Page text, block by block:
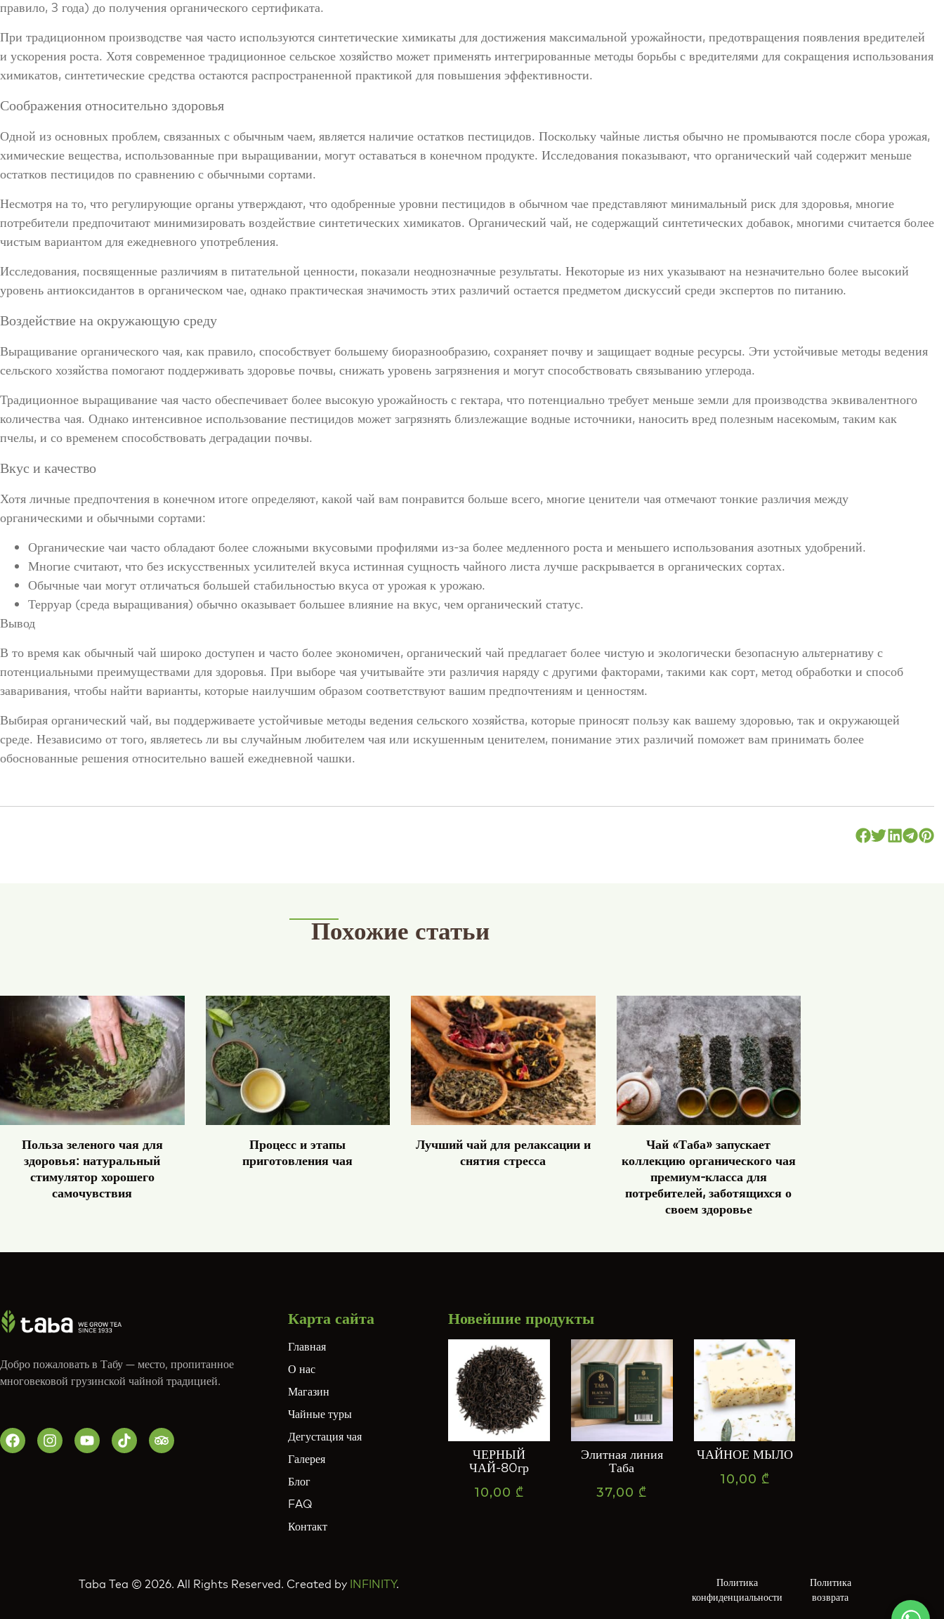
правило, 3 года) до получения органического сертификата.
При традиционном производстве чая часто используются синтетические химикаты для достижения максимальной урожайности, предотвращения появления вредителей
и ускорения роста. Хотя современное традиционное сельское хозяйство может применять интегрированные методы борьбы с вредителями для сокращения использования
химикатов, синтетические средства остаются распространенной практикой для повышения эффективности.
Соображения относительно здоровья
Одной из основных проблем, связанных с обычным чаем, является наличие остатков пестицидов. Поскольку чайные листья обычно не промываются после сбора урожая,
химические вещества, использованные при выращивании, могут оставаться в конечном продукте. Исследования показывают, что органический чай содержит меньше
остатков пестицидов по сравнению с обычными сортами.
Несмотря на то, что регулирующие органы утверждают, что одобренные уровни пестицидов в обычном чае представляют минимальный риск для здоровья, многие
потребители предпочитают минимизировать воздействие синтетических химикатов. Органический чай, не содержащий синтетических добавок, многими считается более
чистым вариантом для ежедневного употребления.
Исследования, посвященные различиям в питательной ценности, показали неоднозначные результаты. Некоторые из них указывают на незначительно более высокий
уровень антиоксидантов в органическом чае, однако практическая значимость этих различий остается предметом дискуссий среди экспертов по питанию.
Воздействие на окружающую среду
Выращивание органического чая, как правило, способствует большему биоразнообразию, сохраняет почву и защищает водные ресурсы. Эти устойчивые методы ведения
сельского хозяйства помогают поддерживать здоровье почвы, снижать уровень загрязнения и могут способствовать связыванию углерода.
Традиционное выращивание чая часто обеспечивает более высокую урожайность с гектара, что потенциально требует меньше земли для производства эквивалентного
количества чая. Однако интенсивное использование пестицидов может загрязнять близлежащие водные источники, наносить вред полезным насекомым, таким как
пчелы, и со временем способствовать деградации почвы.
Вкус и качество
Хотя личные предпочтения в конечном итоге определяют, какой чай вам понравится больше всего, многие ценители чая отмечают тонкие различия между
органическими и обычными сортами:
Органические чаи часто обладают более сложными вкусовыми профилями из-за более медленного роста и меньшего использования азотных удобрений.
Многие считают, что без искусственных усилителей вкуса истинная сущность чайного листа лучше раскрывается в органических сортах.
Обычные чаи могут отличаться большей стабильностью вкуса от урожая к урожаю.
Терруар (среда выращивания) обычно оказывает большее влияние на вкус, чем органический статус.
Вывод
В то время как обычный чай широко доступен и часто более экономичен, органический чай предлагает более чистую и экологически безопасную альтернативу с
потенциальными преимуществами для здоровья. При выборе чая учитывайте эти различия наряду с другими факторами, такими как сорт, метод обработки и способ
заваривания, чтобы найти варианты, которые наилучшим образом соответствуют вашим предпочтениям и ценностям.
Выбирая органический чай, вы поддерживаете устойчивые методы ведения сельского хозяйства, которые приносят пользу как вашему здоровью, так и окружающей
среде. Независимо от того, являетесь ли вы случайным любителем чая или искушенным ценителем, понимание этих различий поможет вам принимать более
обоснованные решения относительно вашей ежедневной чашки.
Похожие статьи
Польза зеленого чая для
здоровья: натуральный
стимулятор хорошего
самочувствия
Процесс и этапы
приготовления чая
Лучший чай для релаксации и
снятия стресса
Чай «Таба» запускает
коллекцию органического чая
премиум-класса для
потребителей, заботящихся о
своем здоровье
Добро пожаловать в Табу — место, пропитанное
многовековой грузинской чайной традицией.
Карта сайта
Главная
О нас
Магазин
Чайные туры
Дегустация чая
Галерея
Блог
FAQ
Контакт
Новейшие продукты
ЧЕРНЫЙ
ЧАЙ-80гр
10,00 ₾
Элитная линия
Таба
37,00 ₾
ЧАЙНОЕ МЫЛО
10,00 ₾
Taba Tea © 2026. All Rights Reserved. Created by INFINITY.
Политика
конфиденциальности
Политика
возврата